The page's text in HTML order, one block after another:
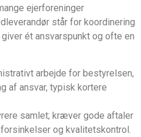
ejerforeninger
står for koordinering
ét ansvarspunkt og ofte en
arbejde for bestyrelsen,
af ansvar, typisk kortere
samlet; kræver gode aftaler
og kvalitetskontrol.